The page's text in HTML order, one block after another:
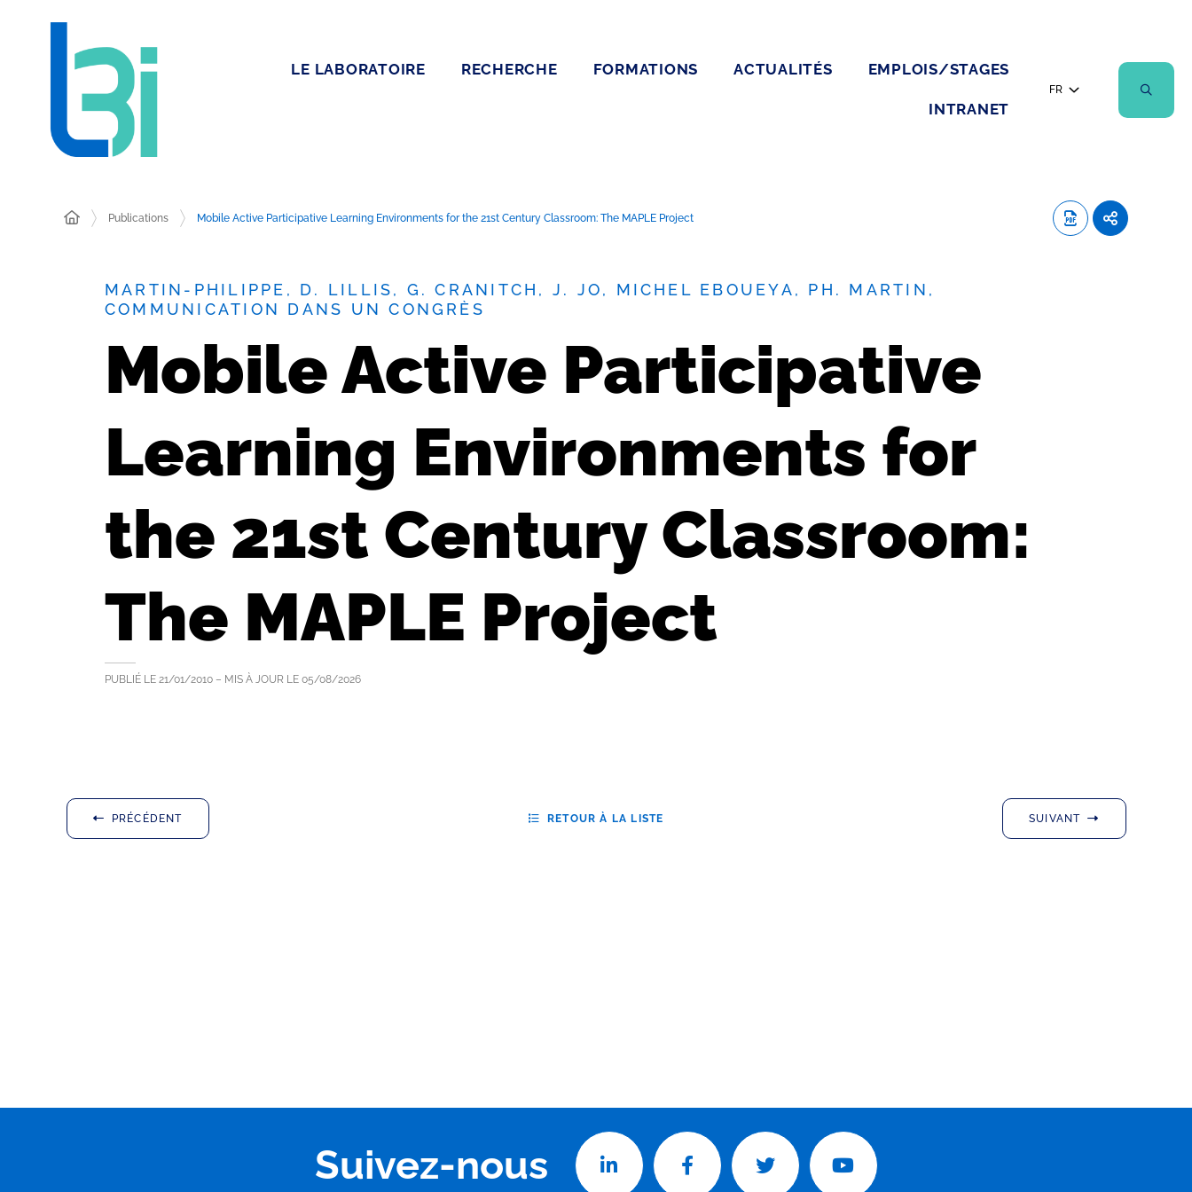
LE LABORATOIRE RECHERCHE FORMATIONS ACTUALITÉS EMPLOIS/STAGES
INTRANET
FR
Publications Mobile Active Participative Learning Environments for the 21st Century Classroom: The MAPLE Project
MARTIN-PHILIPPE, D. LILLIS, G. CRANITCH, J. JO, MICHEL EBOUEYA, PH. MARTIN,
COMMUNICATION DANS UN CONGRÈS
Mobile Active Participative
Learning Environments for
the 21st Century Classroom:
The MAPLE Project
PUBLIÉ LE 21/01/2010 – MIS À JOUR LE 05/08/2026
PRÉCÉDENT RETOUR À LA LISTE SUIVANT
Suivez-nous